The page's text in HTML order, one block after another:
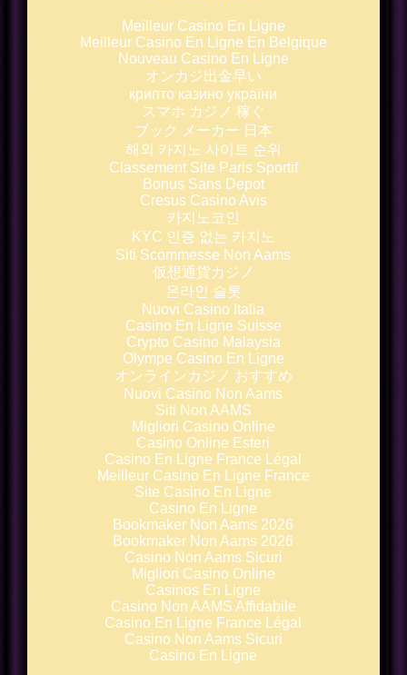
Meilleur Casino En Ligne
Meilleur Casino En Ligne En Belgique
Nouveau Casino En Ligne
オンカジ出金早い
крипто казино україни
スマホ カジノ 稼ぐ
ブック メーカー 日本
해외 카지노 사이트 순위
Classement Site Paris Sportif
Bonus Sans Depot
Cresus Casino Avis
카지노코인
KYC 인증 없는 카지노
Siti Scommesse Non Aams
仮想通貨カジノ
온라인 슬롯
Nuovi Casino Italia
Casino En Ligne Suisse
Crypto Casino Malaysia
Olympe Casino En Ligne
オンラインカジノ おすすめ
Nuovi Casino Non Aams
Siti Non AAMS
Migliori Casino Online
Casino Online Esteri
Casino En Ligne France Légal
Meilleur Casino En Ligne France
Site Casino En Ligne
Casino En Ligne
Bookmaker Non Aams 2026
Bookmaker Non Aams 2026
Casino Non Aams Sicuri
Migliori Casino Online
Casinos En Ligne
Casino Non AAMS Affidabile
Casino En Ligne France Légal
Casino Non Aams Sicuri
Casino En Ligne